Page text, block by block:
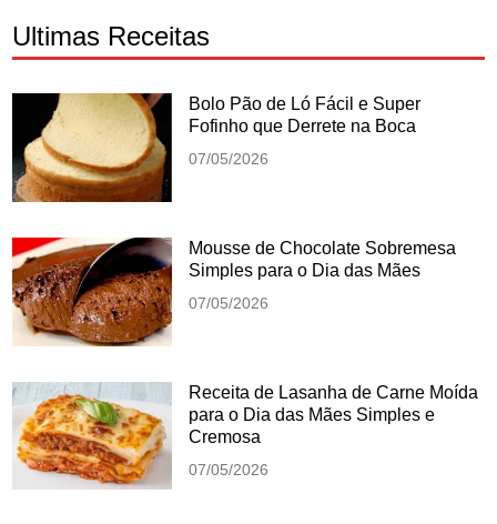
Ultimas Receitas
Bolo Pão de Ló Fácil e Super
Fofinho que Derrete na Boca
07/05/2026
Mousse de Chocolate Sobremesa
Simples para o Dia das Mães
07/05/2026
Receita de Lasanha de Carne Moída
para o Dia das Mães Simples e
Cremosa
07/05/2026